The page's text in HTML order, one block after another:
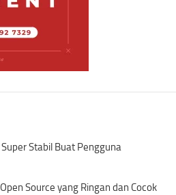
Stabil Buat Pengguna
Source yang Ringan dan Cocok